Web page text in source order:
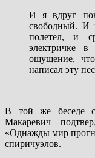
И я вдруг
свободный. И
полетел, и
электричке
ощущение,
написал эту
В той же беседе с
Макаревич
«Однажды мир
спиричуэлов.